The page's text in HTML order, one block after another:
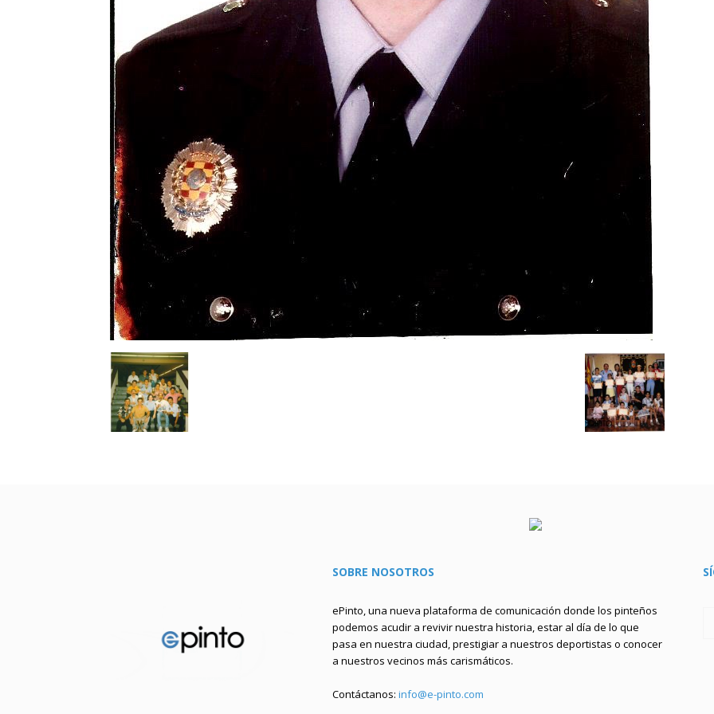
SOBRE NOSOTROS
ePinto, una nueva plataforma de comunicación donde los pinteños
podemos acudir a revivir nuestra historia, estar al día de lo que
pasa en nuestra ciudad, prestigiar a nuestros deportistas o conocer
a nuestros vecinos más carismáticos.
Contáctanos: info@e-pinto.com